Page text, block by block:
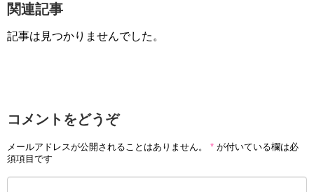
関連記事
記事は見つかりませんでした。
コメントをどうぞ
メールアドレスが公開されることはありません。 * が付いている欄は必
須項目です